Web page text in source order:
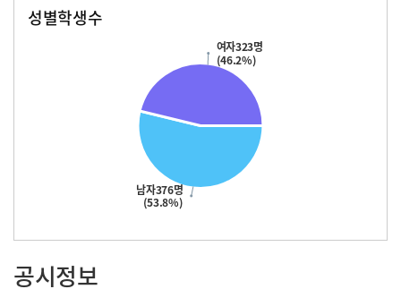
성별학생수
남자376명
(53.8%)
여자323명
(46.2%)
공시정보